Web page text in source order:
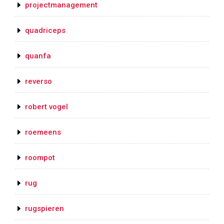
projectmanagement
quadriceps
quanfa
reverso
robert vogel
roemeens
roompot
rug
rugspieren